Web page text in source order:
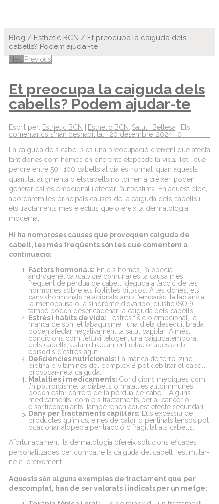
Blog / Esthetic BCN / Et preocupa la caiguda dels
cabells? Podem ajudar-te
Next Previous
Et preocupa la caiguda dels
cabells? Podem ajudar-te
Escrit per: Esthetic BCN Esthetic BCN Salut i Bellesa
Els
comentarios s'han deshabilitat
20 desembre, 2024
0
La caiguda dels cabells és una preocupació creixent que afecta
tant dones com homes en diferents etapesde la vida. Tot i que
perdre entre 50 i 100 cabells al dia és normal, quan aquesta
quantitat augmenta o elscabells no tornen a créixer, poden
generar estrès emocional i afectar l’autoestima . En aquest bloc,
abordarem les principals causes de la caiguda dels cabells i
els tractaments més efectius que ofereix la dermatologia
moderna.
Hi ha nombroses causes que provoquen caiguda de
cabell, les més freqüents són les que comentem a
continuació:
Factors hormonals: En els homes
l’alopècia
androgenètica (calvície comuna) és la causa més
freqüent de pèrdua de cabell deguda a l’acció de les
hormones sobre els fol·licles pilosos. A les dones, els
canvishormonals relacionats amb l’embaràs , la lactància
la menopausa o la síndrome d’ovaripoliquístic (SOP)
també poden desencadenar la caiguda dels cabells
Estrès i hàbits de vida: L’estrès físic o emocional, la
manca de son, el tabaquisme i una dieta desequilibrada
poden afectar negativament la salut capil·lar. A més
condicions com l’efluvi telogen , una caigudatemporal
dels cabells estan directament relacionades amb
episodis d’estrès agut
Deficiències nutricionals:
La manca de ferro, zinc,
biotina o vitamines del complex B pot debilitar el cabell
i
provocar-ne la caiguda
Malalties i medicaments: Condicions mèdiques com
l’hipotiroïdisme , la diabetis o malalties autoimmunes
poden estar darrere de la pèrdua de cabell
Alguns
medicaments com els tractaments per al càncer o
elsanticoagulants , també tenen aquest efecte secundari
Dany per tractaments capil·lars: L’ús excessiu de
productes químics eines de calor o pentinats tensos pot
ocasionar alopècia per tracció o fragilitat als cabells
Afortunadament , la dermatologia ofereix solucions eficaces i
personalitzades per combatre la caiguda del cabell
i estimular-
ne el creixement
Aquests són alguns exemples de tractament que per
descomptat, han de servalorats i indicats per un metge: